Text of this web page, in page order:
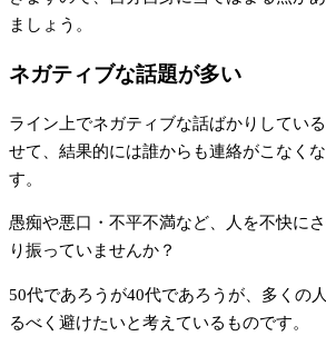
ましょう。
ネガティブな話題が多い
ライン上でネガティブな話ばかりしてい
せて、結果的には誰からも連絡がこなく
す。
愚痴や悪口・不平不満など、人を不快に
り振っていませんか？
50代であろうが40代であろうが、多くの
るべく避けたいと考えているものです。